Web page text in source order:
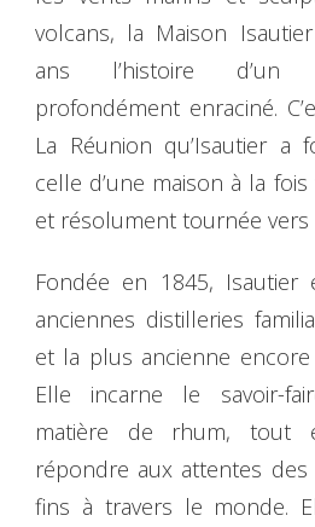
volcans, la Maison
ans l’histoire d’un
profondément enraciné.
La Réunion qu’Isautier a
celle d’une maison à la
et résolument tournée vers
Fondée en 1845, Isautier
anciennes distilleries
et la plus ancienne encore
Elle incarne le savoir-
matière de rhum, tout
répondre aux attentes des
fins à travers le monde.